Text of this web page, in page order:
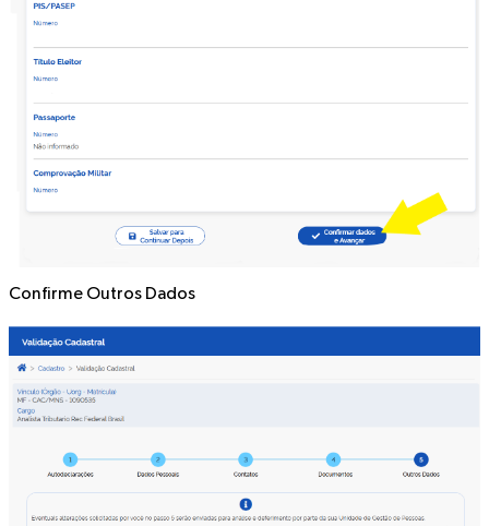
Confirme Outros Dados